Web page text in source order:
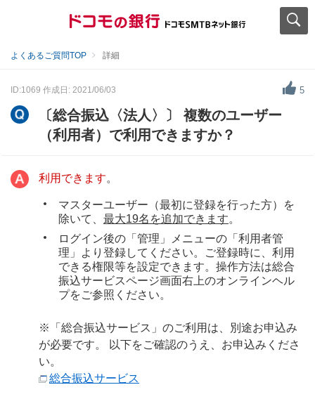
よくあるご質問TOP 詳細
ID:1069 作成日: 2021/06/03 5
〔総合振込〈法人〉〕 複数のユーザー
（利用者）で利用できますか？
利用できます。
マスターユーザー（最初に登録を行った方）を
除いて、 最大19名を追加できます。
ログイン後の「管理」メニューの「利用者管
理」より登録してください。ご登録時に、利用
できる権限等を設定できます。操作方法は総合
振込サービスページ画面右上のオンラインヘル
プをご参照ください。
※「総合振込サービス」のご利用は、別途お申込み
が必要です。 以下をご確認のうえ、お申込みくださ
い。
総合振込サービス